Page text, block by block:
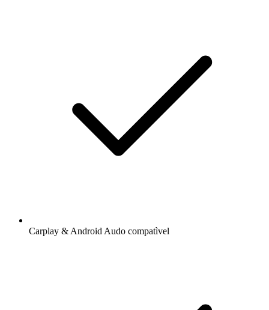
Carplay & Android Audo compatìvel